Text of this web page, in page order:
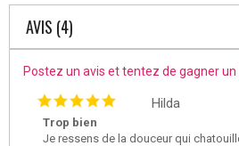
AVIS (4)
Postez un avis et tentez de gagner un
Hilda
Trop bien
Je ressens de la douceur qui